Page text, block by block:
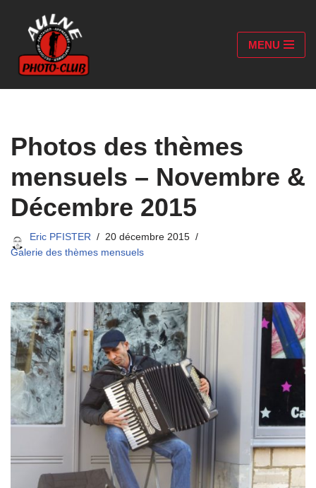
Aller
au
contenu
MENU
Photos des thèmes
mensuels – Novembre &
Décembre 2015
Eric PFISTER
20 décembre 2015
Galerie des thèmes mensuels